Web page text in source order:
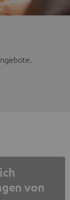
von